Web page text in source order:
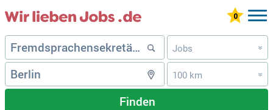
Jobs »
100 km »
Finden